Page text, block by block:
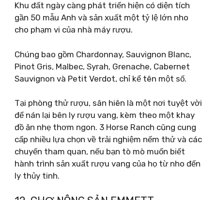
Khu đất ngày càng phát triển hiện có diện tích
gần 50 mẫu Anh và sản xuất một tỷ lệ lớn nho
cho phạm vi của nhà máy rượu.
Chúng bao gồm Chardonnay, Sauvignon Blanc,
Pinot Gris, Malbec, Syrah, Grenache, Cabernet
Sauvignon và Petit Verdot, chỉ kể tên một số.
Tại phòng thử rượu, sân hiên là một nơi tuyệt vời
để nán lại bên ly rượu vang, kèm theo một khay
đồ ăn nhẹ thơm ngon. 3 Horse Ranch cũng cung
cấp nhiều lựa chọn về trải nghiệm nếm thử và các
chuyến tham quan, nếu bạn tò mò muốn biết
hành trình sản xuất rượu vang của họ từ nho đến
ly thủy tinh.